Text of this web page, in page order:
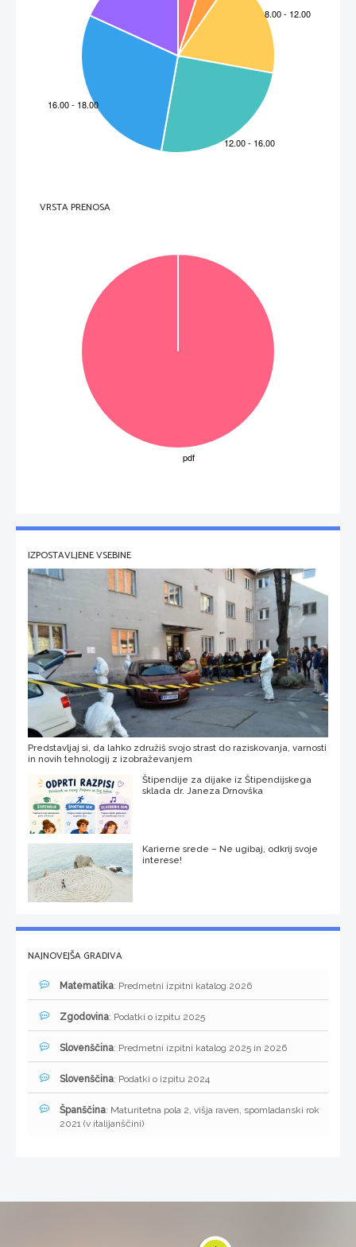
VRSTA PRENOSA
IZPOSTAVLJENE VSEBINE
Predstavljaj si, da lahko združiš svojo strast do raziskovanja, varnosti
in novih tehnologij z izobraževanjem
Štipendije za dijake iz Štipendijskega
sklada dr. Janeza Drnovška
Karierne srede – Ne ugibaj, odkrij svoje
interese!
NAJNOVEJŠA GRADIVA
Matematika: Predmetni izpitni katalog 2026
Zgodovina: Podatki o izpitu 2025
Slovenščina: Predmetni izpitni katalog 2025 in 2026
Slovenščina: Podatki o izpitu 2024
Španščina: Maturitetna pola 2, višja raven, spomladanski rok
2021 (v italijanščini)